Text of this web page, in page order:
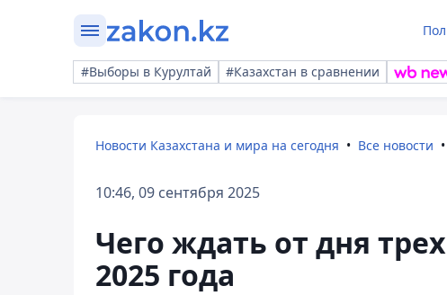
#Выборы в Курултай #Казахстан в сравнении
Новости Казахстана и мира на сегодня Все новости
10:46, 09 сентября 2025
Чего ждать от дня
2025 года